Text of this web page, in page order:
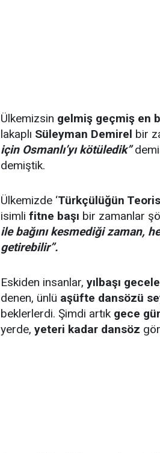
Ülkemizsin gelmiş geçmiş en
lakaplı Süleyman Demirel bir
için Osmanlı’yı kötüledik”
demiştik.
Ülkemizde ‘Türkçülüğün
isimli fitne başı bir zamanlar
ile bağını kesmediği zaman,
getirebilir”.
Eskiden insanlar, yılbaşı
denen, ünlü aşüfte dansözü
beklerlerdi. Şimdi artık gece
yerde, yeteri kadar dansöz